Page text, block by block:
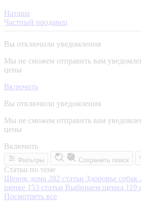
Наташа
Частный продавец
Вы отключили уведомления
Мы не сможем отправить вам
цены
Включить
Вы отключили уведомления
Мы не сможем отправить вам
цены
Включить
Фильтры Сохранить поиск
Статьи по теме
Щенок дома 282 статьи Здоровье собак
щенке 153 статьи Выбираем щенка 119
Посмотреть все